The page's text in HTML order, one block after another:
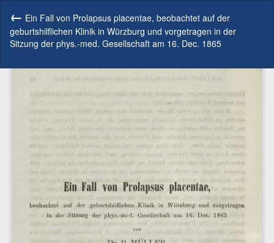
Artikeldetails
zurückkehren
Ein Fall von Prolapsus placentae, beobachtet auf der
geburtshilflichen Klinik in Würzburg und vorgetragen in der
Sitzung der phys.-med. Gesellschaft am 16. Dec. 1865